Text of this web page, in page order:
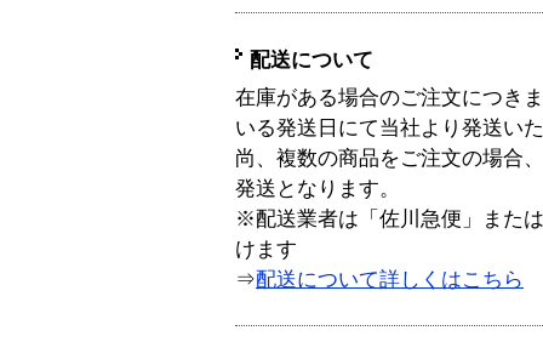
配送について
在庫がある場合のご注文につき
いる発送日にて当社より発送い
尚、複数の商品をご注文の場合
発送となります。
※配送業者は「佐川急便」また
けます
⇒配送について詳しくはこちら